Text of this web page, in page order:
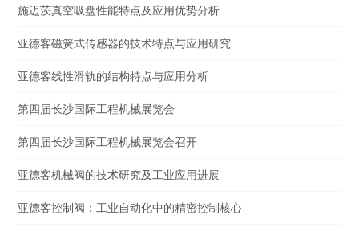
施迈茨真空吸盘性能特点及应用优势分析
亚德客磁簧式传感器的技术特点与应用研究
亚德客线性滑轨的结构特点与应用分析
第四届长沙国际工程机械展览会
第四届长沙国际工程机械展览会召开
亚德客机械阀的技术研究及工业应用进展
亚德客控制阀：工业自动化中的精密控制核心